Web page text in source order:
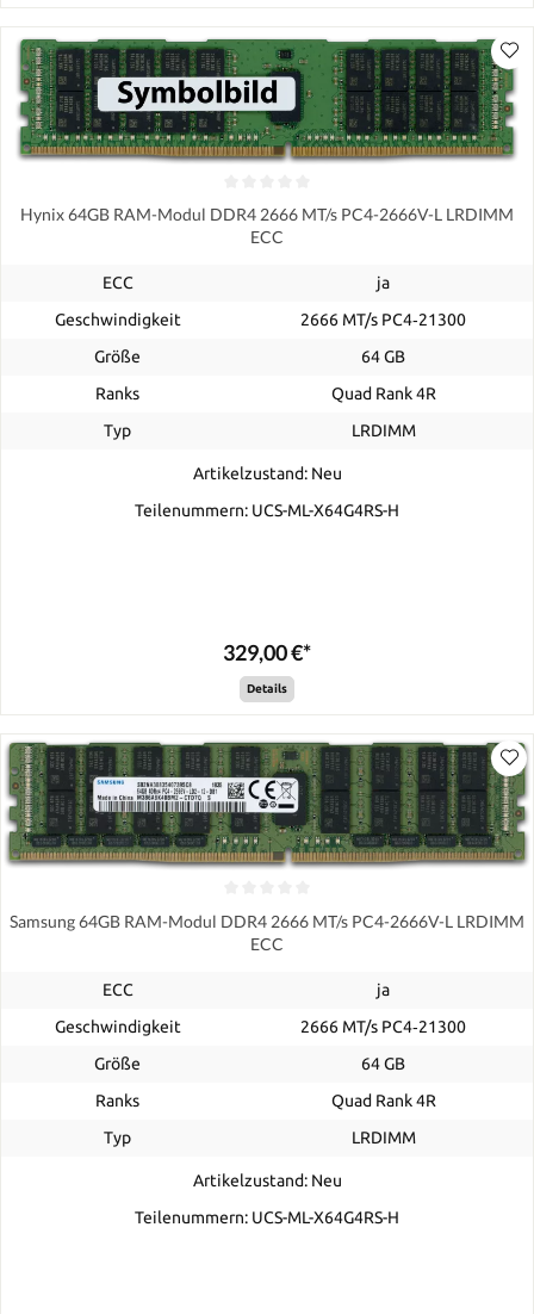
Hynix 64GB RAM-Modul DDR4 2666 MT/s PC4-2666V-L LRDIMM
ECC
ECC
ja
Geschwindigkeit
2666 MT/s PC4‑21300
Größe
64 GB
Ranks
Quad Rank 4R
Typ
LRDIMM
Artikelzustand: Neu
Teilenummern: UCS-ML-X64G4RS-H
329,00 €*
Details
Samsung 64GB RAM-Modul DDR4 2666 MT/s PC4-2666V-L LRDIMM
ECC
ECC
ja
Geschwindigkeit
2666 MT/s PC4‑21300
Größe
64 GB
Ranks
Quad Rank 4R
Typ
LRDIMM
Artikelzustand: Neu
Teilenummern: UCS-ML-X64G4RS-H